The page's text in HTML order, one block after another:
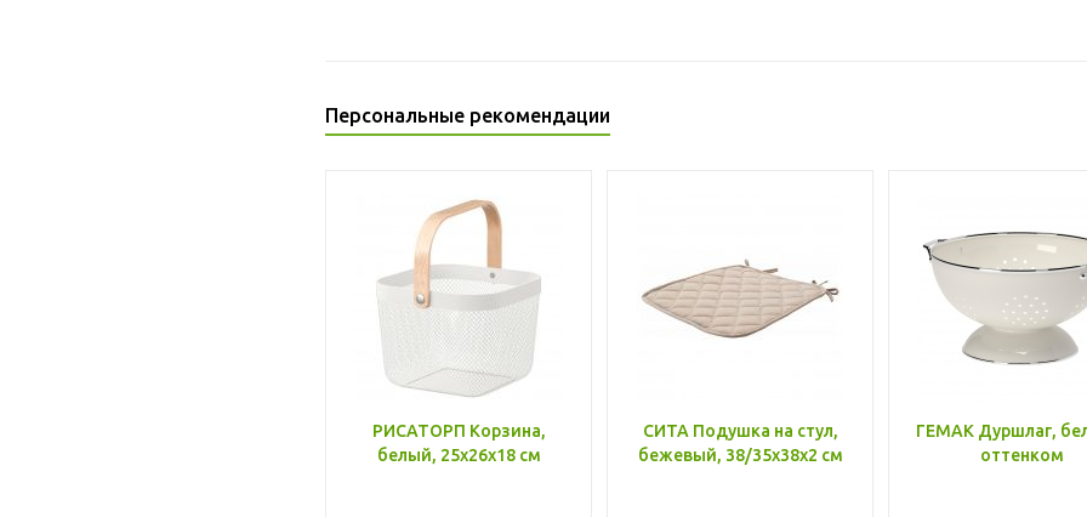
Персональные рекомендации
РИСАТОРП Корзина,
белый, 25x26x18 см
СИТА Подушка на стул,
бежевый, 38/35x38x2 см
ГЕМАК Дуршлаг,
оттенком